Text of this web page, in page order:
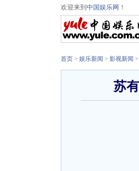
欢迎来到 中国娱乐网 ！
首页 > 娱乐新闻 > 影视新闻
苏